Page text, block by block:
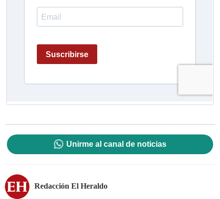
Unirme al canal de noticias
Redacción El Heraldo